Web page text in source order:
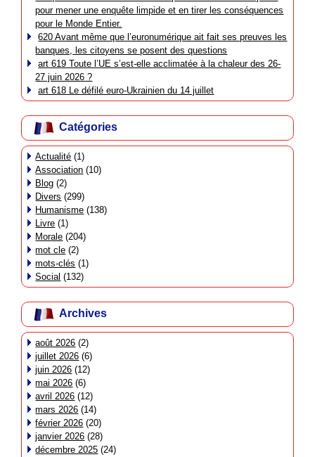
pour mener une enquête limpide et en tirer les conséquences
pour le Monde Entier.
620 Avant même que l’euronumérique ait fait ses preuves les
banques, les citoyens se posent des questions
art 619 Toute l’UE s’est-elle acclimatée à la chaleur des 26-
27 juin 2026 ?
art 618 Le défilé euro-Ukrainien du 14 juillet
Catégories
Actualité (1)
Association (10)
Blog (2)
Divers (299)
Humanisme (138)
Livre (1)
Morale (204)
mot cle (2)
mots-clés (1)
Social (132)
Archives
août 2026 (2)
juillet 2026 (6)
juin 2026 (12)
mai 2026 (6)
avril 2026 (12)
mars 2026 (14)
février 2026 (20)
janvier 2026 (28)
décembre 2025 (24)